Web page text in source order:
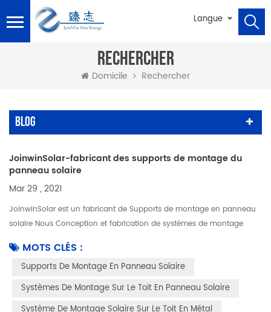
Langue
RECHERCHER
Domicile Rechercher
Blog
JoinwinSolar-fabricant des supports de montage du
panneau solaire
Mar 29 , 2021
JoinwinSolar est un fabricant de Supports de montage en panneau
solaire Nous Conception et fabrication de systèmes de montage
de mont...
MOTS CLÉS :
Supports De Montage En Panneau Solaire
Systèmes De Montage Sur Le Toit En Panneau Solaire
Système De Montage Solaire Sur Le Toit En Métal